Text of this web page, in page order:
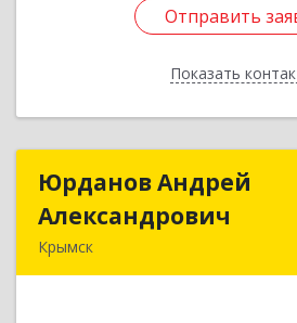
Отправить
Показать
Отправить
Назад
Юрданов Андрей
Александрович
Крымск